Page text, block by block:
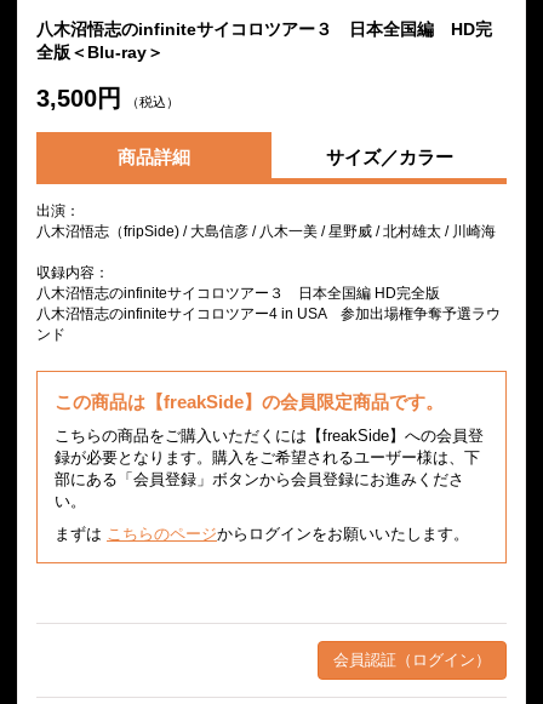
八木沼悟志のinfiniteサイコロツアー３ 日本全国編 HD完
全版＜Blu-ray＞
3,500円 （税込）
商品詳細 サイズ／カラー
出演：
八木沼悟志（fripSide) / 大島信彦 / 八木一美 / 星野威 / 北村雄太 / 川崎海
収録内容：
八木沼悟志のinfiniteサイコロツアー３ 日本全国編 HD完全版
八木沼悟志のinfiniteサイコロツアー4 in USA 参加出場権争奪予選ラウ
ンド
この商品は【freakSide】の会員限定商品です。
こちらの商品をご購入いただくには【freakSide】への会員登
録が必要となります。購入をご希望されるユーザー様は、下
部にある「会員登録」ボタンから会員登録にお進みくださ
い。
まずは こちらのページからログインをお願いいたします。
会員認証（ログイン）